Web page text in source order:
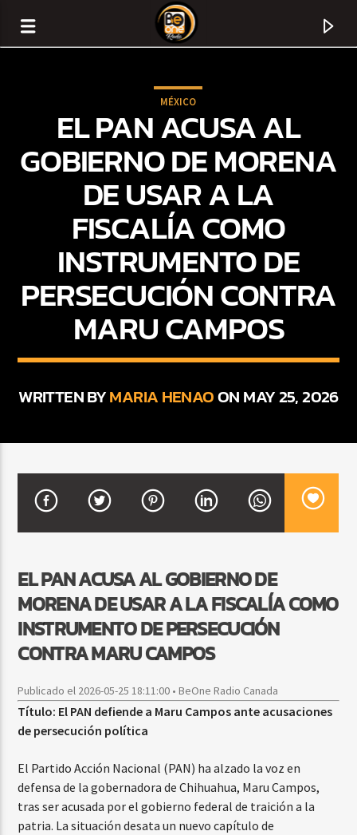
CURRENT TRACK
BEATS URBANOS
MÉXICO
EL PAN ACUSA AL
GOBIERNO DE MORENA
DE USAR A LA
FISCALÍA COMO
INSTRUMENTO DE
PERSECUCIÓN CONTRA
MARU CAMPOS
WRITTEN BYMARIA HENAOON MAY 25, 2026
EL PAN ACUSA AL GOBIERNO DE
MORENA DE USAR A LA FISCALÍA COMO
INSTRUMENTO DE PERSECUCIÓN
CONTRA MARU CAMPOS
Publicado el 2026-05-25 18:11:00 • BeOne Radio Canada
Título: El PAN defiende a Maru Campos ante acusaciones
de persecución política
El Partido Acción Nacional (PAN) ha alzado la voz en
defensa de la gobernadora de Chihuahua, Maru Campos,
tras ser acusada por el gobierno federal de traición a la
patria. La situación desata un nuevo capítulo de